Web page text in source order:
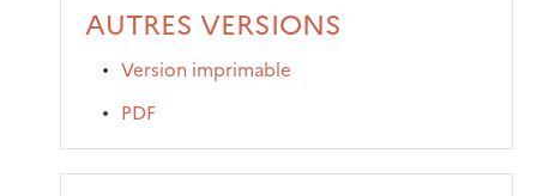
AUTRES VERSIONS
Version imprimable
PDF